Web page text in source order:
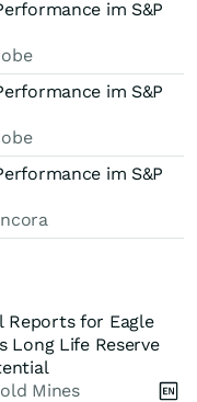
und Prognosen
. Zwar
und agiert
ist davon
weiterhin von
im S&P
im S&P
im S&P
Reports for Eagle
Long Life Reserve
Mines